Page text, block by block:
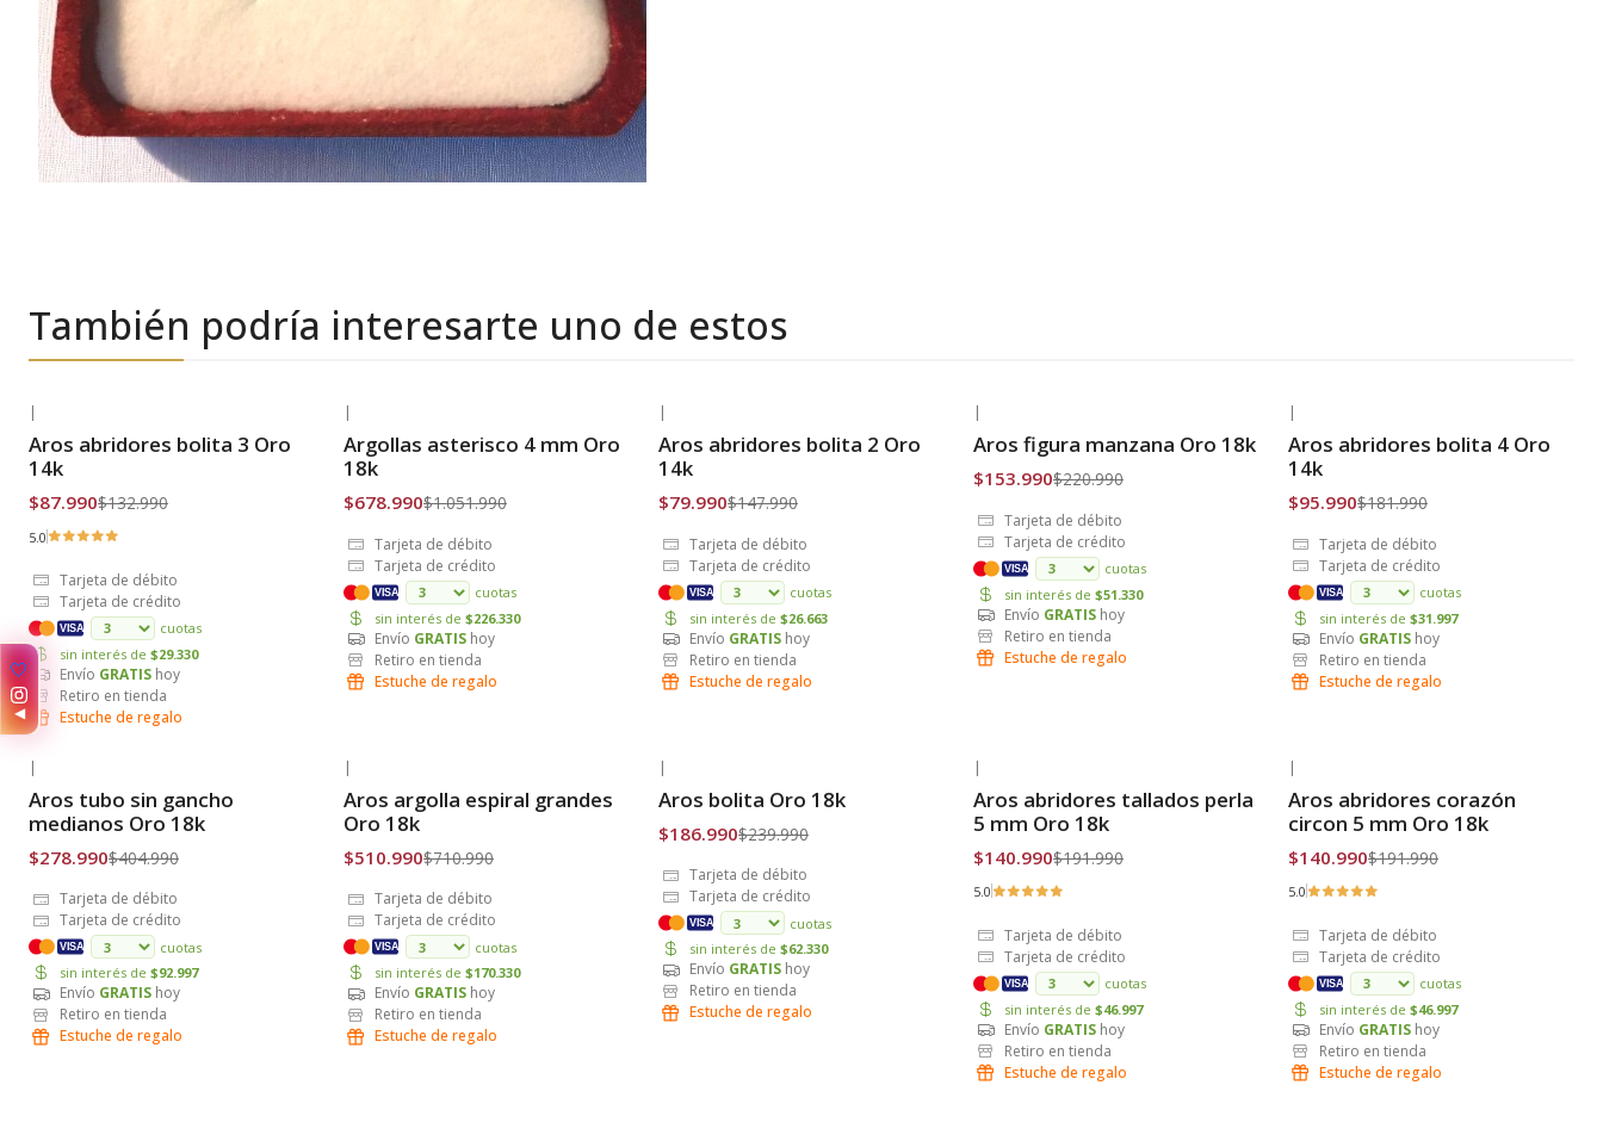
También podría interesarte uno de estos
Envío Gratis
|
Aros abridores bolita 3 Oro
14k
$87.990$132.990
5.0
Tarjeta de débito
Tarjeta de crédito
VISA
cuotas
sin interés de $29.330
Envío GRATIS hoy
Retiro en tienda
Estuche de regalo
Envío Gratis
|
Argollas asterisco 4 mm Oro
18k
$678.990$1.051.990
Tarjeta de débito
Tarjeta de crédito
VISA
cuotas
sin interés de $226.330
Envío GRATIS hoy
Retiro en tienda
Estuche de regalo
Envío Gratis
|
Aros abridores bolita 2 Oro
14k
$79.990$147.990
Tarjeta de débito
Tarjeta de crédito
VISA
cuotas
sin interés de $26.663
Envío GRATIS hoy
Retiro en tienda
Estuche de regalo
Envío Gratis
|
Aros figura manzana Oro 18k
$153.990$220.990
Tarjeta de débito
Tarjeta de crédito
VISA
cuotas
sin interés de $51.330
Envío GRATIS hoy
Retiro en tienda
Estuche de regalo
Envío Gratis
|
Aros abridores bolita 4 Oro
14k
$95.990$181.990
Tarjeta de débito
Tarjeta de crédito
VISA
cuotas
sin interés de $31.997
Envío GRATIS hoy
Retiro en tienda
Estuche de regalo
Envío Gratis
|
Aros tubo sin gancho
medianos Oro 18k
$278.990$404.990
Tarjeta de débito
Tarjeta de crédito
VISA
cuotas
sin interés de $92.997
Envío GRATIS hoy
Retiro en tienda
Estuche de regalo
Envío Gratis
|
Aros argolla espiral grandes
Oro 18k
$510.990$710.990
Tarjeta de débito
Tarjeta de crédito
VISA
cuotas
sin interés de $170.330
Envío GRATIS hoy
Retiro en tienda
Estuche de regalo
Envío Gratis
|
Aros bolita Oro 18k
$186.990$239.990
Tarjeta de débito
Tarjeta de crédito
VISA
cuotas
sin interés de $62.330
Envío GRATIS hoy
Retiro en tienda
Estuche de regalo
Envío Gratis
|
Aros abridores tallados perla
5 mm Oro 18k
$140.990$191.990
5.0
Tarjeta de débito
Tarjeta de crédito
VISA
cuotas
sin interés de $46.997
Envío GRATIS hoy
Retiro en tienda
Estuche de regalo
Envío Gratis
|
Aros abridores corazón
circon 5 mm Oro 18k
$140.990$191.990
5.0
Tarjeta de débito
Tarjeta de crédito
VISA
cuotas
sin interés de $46.997
Envío GRATIS hoy
Retiro en tienda
Estuche de regalo
✨
◀